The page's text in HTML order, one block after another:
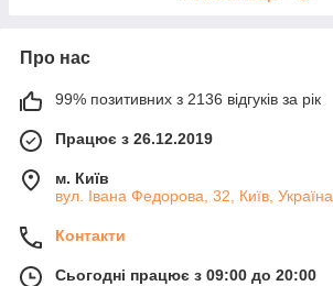
Про нас
99% позитивних з 2136 відгуків за рік
Працює з 26.12.2019
м. Київ
вул. Івана Федорова, 32, Київ, Україна
Контакти
Сьогодні працює з 09:00 до 20:00